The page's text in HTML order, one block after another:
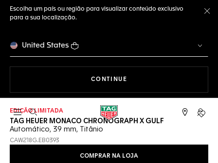
Escolha um país ou região para visualizar conteúdo exclusivo
para a sua localização.
United States
CONTINUE
Abrir a busca Conta
EDIÇÃO LIMITADA
TAG HEUER MONACO CHRONOGRAPH X GULF
Automático, 39 mm, Titânio
CAW218G.EB0393
COMPRAR NA LOJA